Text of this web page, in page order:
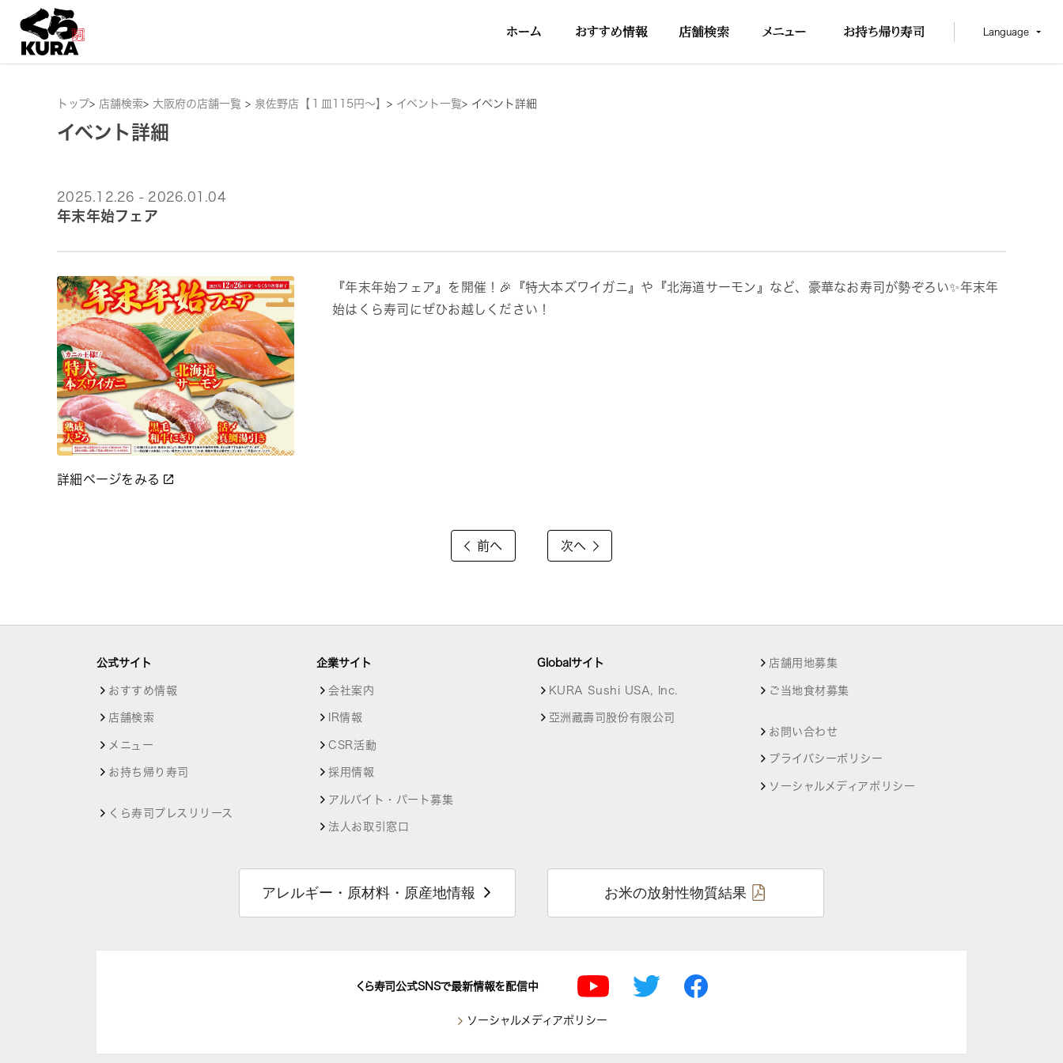
Language
トップ> 店舗検索> 大阪府の店舗一覧 > 泉佐野店【１皿115円～】 > イベント一覧> イベント詳細
イベント詳細
2025.12.26 - 2026.01.04
年末年始フェア
詳細ページをみる
『年末年始フェア』を開催！🎉『特大本ズワイガニ』や『北海道サーモン』など、豪華なお寿司が勢ぞろい✨年末年
始はくら寿司にぜひお越しください！
前へ 次へ
公式サイト
おすすめ情報
店舗検索
メニュー
お持ち帰り寿司
くら寿司プレスリリース
企業サイト
会社案内
IR情報
CSR活動
採用情報
アルバイト・パート募集
法人お取引窓口
Globalサイト
KURA Sushi USA, Inc.
亞洲藏壽司股份有限公司
店舗用地募集
ご当地食材募集
お問い合わせ
プライバシーポリシー
ソーシャルメディアポリシー
アレルギー・原材料・原産地情報 お米の放射性物質結果
くら寿司公式SNSで最新情報を配信中
ソーシャルメディアポリシー